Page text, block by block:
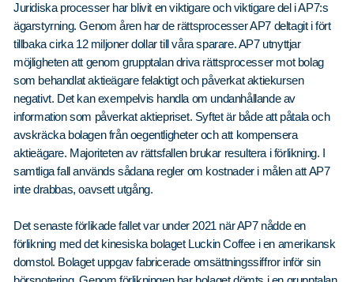
Juridiska processer har blivit en viktigare och viktigare del i AP7:s
ägarstyrning. Genom åren har de rättsprocesser AP7 deltagit i fört
tillbaka cirka 12 miljoner dollar till våra sparare. AP7 utnyttjar
möjligheten att genom grupptalan driva rättsprocesser mot bolag
som behandlat aktieägare felaktigt och påverkat aktiekursen
negativt. Det kan exempelvis handla om undanhållande av
information som påverkat aktiepriset. Syftet är både att påtala och
avskräcka bolagen från oegentligheter och att kompensera
aktieägare. Majoriteten av rättsfallen brukar resultera i förlikning. I
samtliga fall används sådana regler om kostnader i målen att AP7
inte drabbas, oavsett utgång.
Det senaste förlikade fallet var under 2021 när AP7 nådde en
förlikning med det kinesiska bolaget Luckin Coffee i en amerikansk
domstol. Bolaget uppgav fabricerade omsättningssiffror inför sin